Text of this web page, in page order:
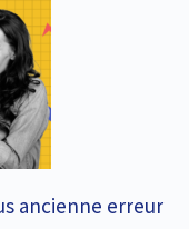
ancienne erreur